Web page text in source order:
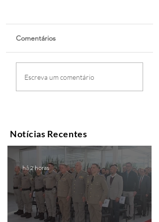
Comentários
Escreva um comentário
Notícias Recentes
há 2 horas